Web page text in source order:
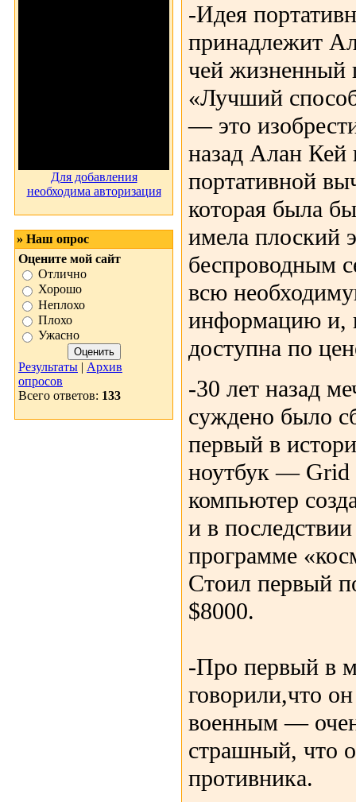
Для добавления
необходима авторизация
» Наш опрос
Оцените мой сайт
Отлично
Хорошо
Неплохо
Плохо
Ужасно
Результаты | Архив
опросов
Всего ответов: 133
-Идея
принадлежит
чей жизненный
«Лучший
— это
назад Алан Кей
портативной
которая была
имела плоский
беспроводным
всю
информацию и,
доступна по
-30 лет назад
суждено было
первый в
ноутбук — Grid
компьютер
и в
программе
Стоил первый
$8000.
-Про первый в
говорили,что
военным —
страшный, что
противника.